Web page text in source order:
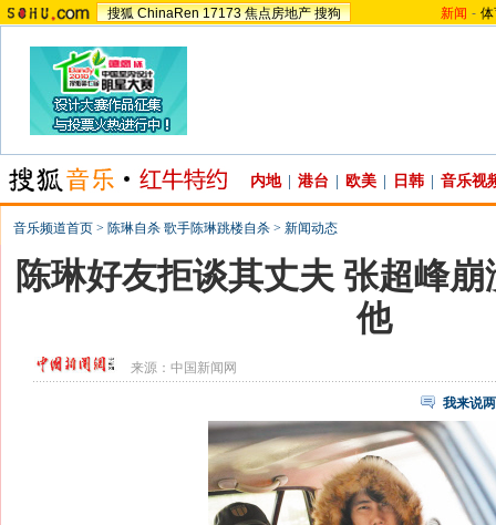
搜狐 ChinaRen 17173 焦点房地产 搜狗 新闻 -
内地 港台 欧美 日韩 音乐视
音乐频道首页 > 陈琳自杀 歌手陈琳跳楼自杀 > 新闻动态
陈琳好友拒谈其丈夫 张超峰
他
来源： 中国新闻网
我来说